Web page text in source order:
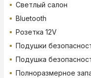
Светлый салон
Bluetooth
Розетка 12V
Подушки
Подушка
Полноразмерное